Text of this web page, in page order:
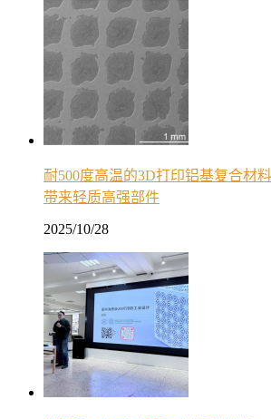
耐500度高温的3D打印铝基复合材
带来轻质高强部件
2025/10/28